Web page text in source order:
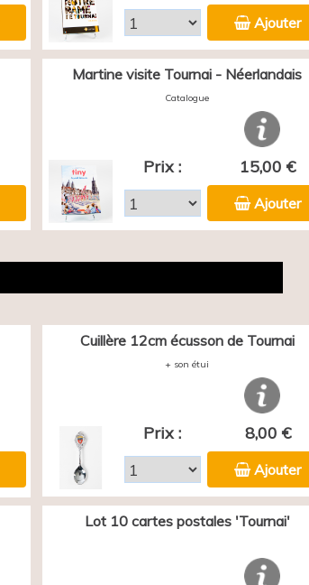
Ajouter
Martine visite Tournai - Néerlandais
Catalogue
Prix : 15,00 €
Ajouter
Cuillère 12cm écusson de Tournai
+ son étui
Prix : 8,00 €
Ajouter
Lot 10 cartes postales 'Tournai'